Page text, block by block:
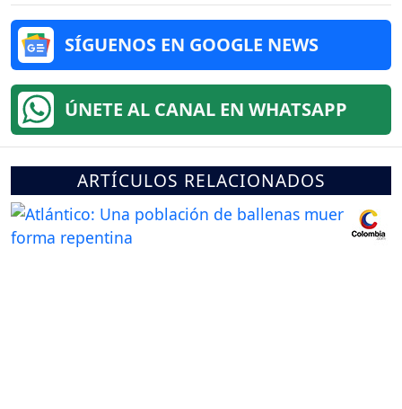
SÍGUENOS EN GOOGLE NEWS
ÚNETE AL CANAL EN WHATSAPP
ARTÍCULOS RELACIONADOS